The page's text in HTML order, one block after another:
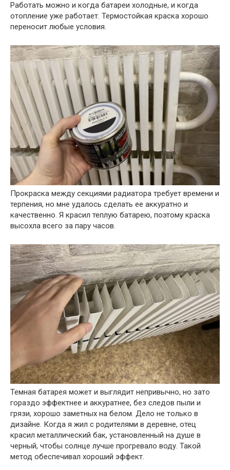
Работать можно и когда батареи холодные, и когда
отопление уже работает. Термостойкая краска хорошо
переносит любые условия.
Прокраска между секциями радиатора требует времени и
терпения, но мне удалось сделать ее аккуратно и
качественно. Я красил теплую батарею, поэтому краска
высохла всего за пару часов.
Темная батарея может и выглядит непривычно, но зато
гораздо эффектнее и аккуратнее, без следов пыли и
грязи, хорошо заметных на белом. Дело не только в
дизайне. Когда я жил с родителями в деревне, отец
красил металлический бак, установленный на душе в
черный, чтобы солнце лучше прогревало воду. Такой
метод обеспечивал хороший эффект.